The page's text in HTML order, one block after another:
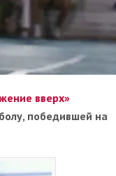
вверх»
победившей на